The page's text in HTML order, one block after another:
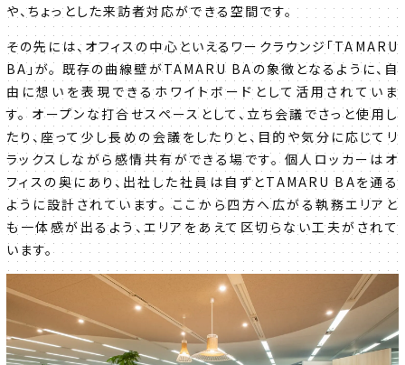
や、ちょっとした来訪者対応ができる空間です。
その先には、オフィスの中心といえるワークラウンジ「TAMARU
BA」が。 既存の曲線壁がTAMARU BAの象徴となるように、自
由に想いを表現できるホワイトボードとして活用されていま
す。 オープンな打合せスペースとして、立ち会議でさっと使用し
たり、座って少し長めの会議をしたりと、目的や気分に応じてリ
ラックスしながら感情共有ができる場です。 個人ロッカーはオ
フィスの奥にあり、出社した社員は自ずとTAMARU BAを通る
ように設計されています。 ここから四方へ広がる執務エリアと
も一体感が出るよう、エリアをあえて区切らない工夫がされて
います。